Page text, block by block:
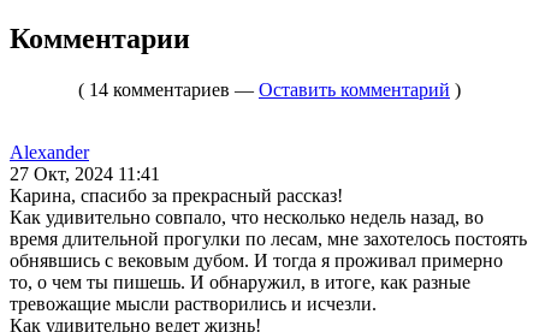
Комментарии
( 14 комментариев — Оставить комментарий )
Alexander
27 Окт, 2024 11:41
Карина, спасибо за прекрасный рассказ!
Как удивительно совпало, что несколько недель назад, во
время длительной прогулки по лесам, мне захотелось постоять
обнявшись с вековым дубом. И тогда я проживал примерно
то, о чем ты пишешь. И обнаружил, в итоге, как разные
тревожащие мысли растворились и исчезли.
Как удивительно ведет жизнь!